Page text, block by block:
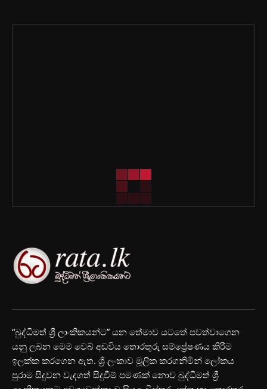
“බුද්ධිමත් ශ්‍රී ලාංකිකයන්ට” යන තේමාව යටතේ පවත්වාගෙන
යනු ලබන මෙම වෙබ් අඩවිය තොරතුරු සම්ප්‍රේෂණය කිරීම
ඉලක්ක කරගෙන ඇත. ශ්‍රී ලංකාව මූලික කරගනිමින් ලෝකය
පුරාම සිදුවන වැදගත් සිදුවීම් පමණක් නොව බුද්ධිමත් ශ්‍රී